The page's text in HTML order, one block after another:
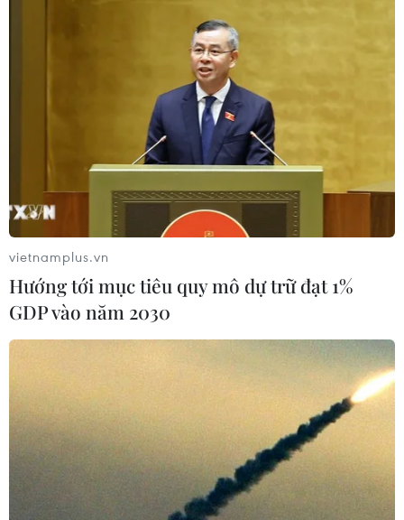
vietnamplus.vn
Hướng tới mục tiêu quy mô dự trữ đạt 1%
GDP vào năm 2030